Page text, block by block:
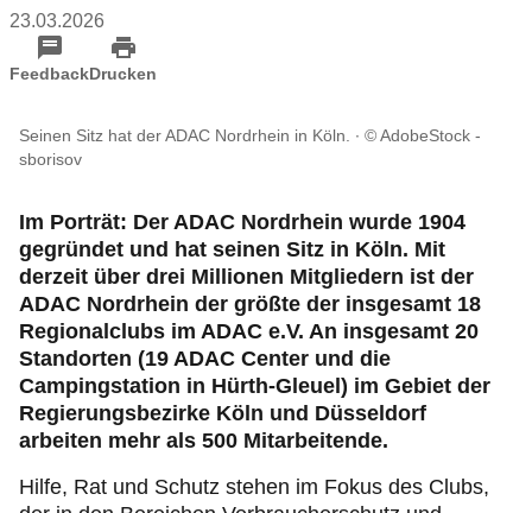
Verkehr & Sicherheit
Reise & Freizeit
Motorsport & Ortsclubs
23.03.2026
FeedbackDrucken
Seinen Sitz hat der ADAC Nordrhein in Köln.
© AdobeStock -
sborisov
Im Porträt: Der ADAC Nordrhein wurde 1904
gegründet und hat seinen Sitz in Köln. Mit
derzeit über drei Millionen Mitgliedern ist der
ADAC Nordrhein der größte der insgesamt 18
Regionalclubs im ADAC e.V. An insgesamt 20
Standorten (19 ADAC Center und die
Campingstation in Hürth-Gleuel) im Gebiet der
Regierungsbezirke Köln und Düsseldorf
arbeiten mehr als 500 Mitarbeitende.
Hilfe, Rat und Schutz stehen im Fokus des Clubs,